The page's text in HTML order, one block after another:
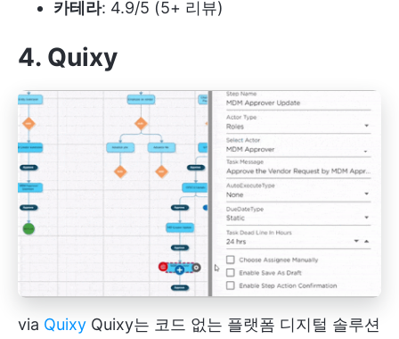
카테라: 4.9/5 (5+ 리뷰)
4. Quixy
via Quixy Quixy는 코드 없는 플랫폼 디지털 솔루션